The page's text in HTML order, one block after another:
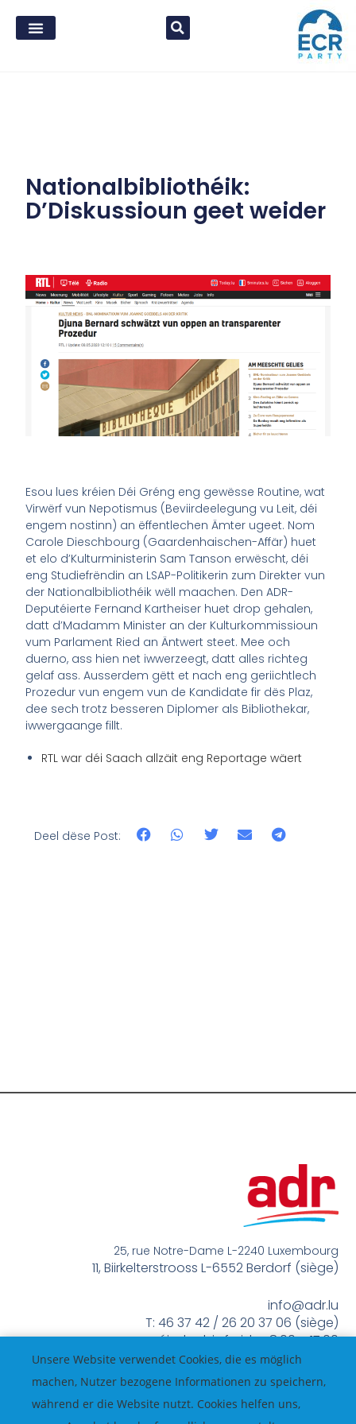
Nationalbibliothéik:
D’Diskussioun geet weider
Esou lues kréien Déi Gréng eng gewësse Routine, wat
Virwërf vun Nepotismus (Beviirdeelegung vu Leit, déi
engem nostinn) an ëffentlechen Ämter ugeet. Nom
Carole Dieschbourg (Gaardenhaischen-Affär) huet
et elo d’Kulturministerin Sam Tanson erwëscht, déi
eng Studiefrëndin an LSAP-Politikerin zum Direkter vun
der Nationalbibliothéik wëll maachen. Den ADR-
Deputéierte Fernand Kartheiser huet drop gehalen,
datt d’Madamm Minister an der Kulturkommissioun
vum Parlament Ried an Äntwert steet. Mee och
duerno, ass hien net iwwerzeegt, datt alles richteg
gelaf ass. Ausserdem gëtt et nach eng geriichtlech
Prozedur vun engem vun de Kandidate fir dës Plaz,
dee sech trotz besseren Diplomer als Bibliothekar,
iwwergaange fillt.
RTL war déi Saach allzäit eng Reportage wäert
Deel dëse Post:
25, rue Notre-Dame L-2240 Luxembourg
11, Biirkelterstrooss L-6552 Berdorf (siège)
info@adr.lu
T: 46 37 42 / 26 20 37 06 (siège)
méindes bis freides 8:00 – 17:00
Unsere Website verwendet Cookies, die es möglich
machen, Nutzer bezogene Informationen zu speichern,
während er die Website nutzt. Cookies helfen uns,